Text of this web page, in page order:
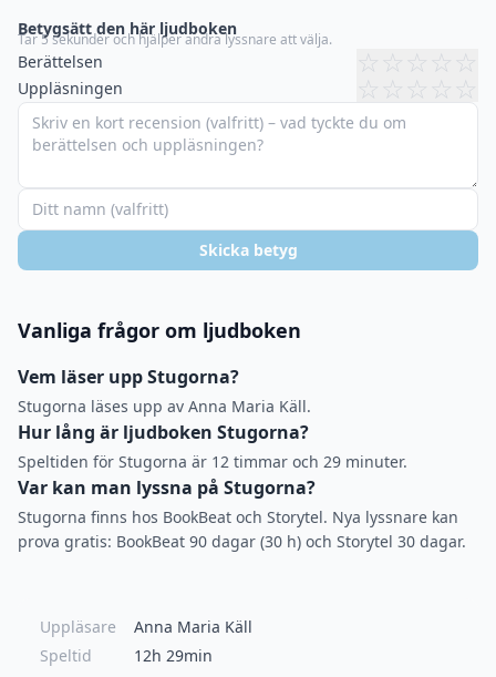
Betygsätt den här ljudboken
Tar 5 sekunder och hjälper andra lyssnare att välja.
Berättelsen ☆☆☆☆☆
Uppläsningen ☆ ☆ ☆ ☆ ☆
Skicka betyg
Vanliga frågor om ljudboken
Vem läser upp Stugorna?
Stugorna läses upp av Anna Maria Käll.
Hur lång är ljudboken Stugorna?
Speltiden för Stugorna är 12 timmar och 29 minuter.
Var kan man lyssna på Stugorna?
Stugorna finns hos BookBeat och Storytel. Nya lyssnare kan
prova gratis: BookBeat 90 dagar (30 h) och Storytel 30 dagar.
Uppläsare
Anna Maria Käll
Speltid
12h 29min